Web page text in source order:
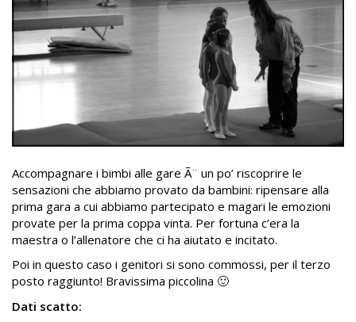
Accompagnare i bimbi alle gare Ã¨ un po’ riscoprire le
sensazioni che abbiamo provato da bambini: ripensare alla
prima gara a cui abbiamo partecipato e magari le emozioni
provate per la prima coppa vinta. Per fortuna c’era la
maestra o l’allenatore che ci ha aiutato e incitato.
Poi in questo caso i genitori si sono commossi, per il terzo
posto raggiunto! Bravissima piccolina 🙂
Dati scatto: